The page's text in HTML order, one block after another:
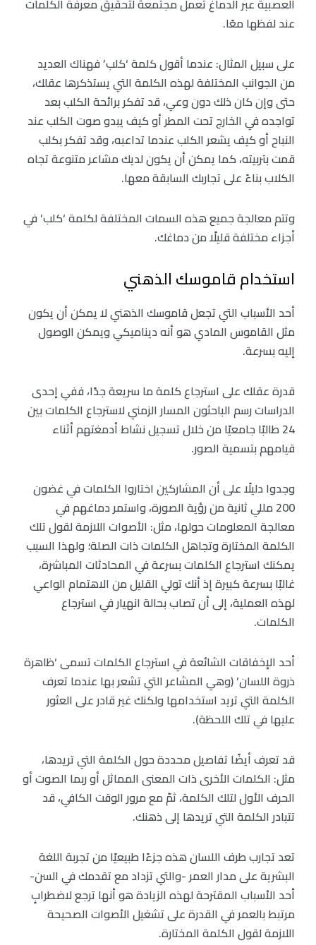
العصبية عبر الدماغ تعمل مجتمعةً لتحقيق معرفة الكلمات
عند لفظها معًا.
على سبيل المثال: عندما أقول كلمة ‘كلب’ فهناك العديد
من الجوانب المختلفة لهذه الكلمة التي يستذكرها عقلك،
حتى وإن كان ذلك دون وعي، قد تفكر برائحة الكلب بعد
تواجده في الخارج تحت المطر أو كيف يبدو صوت الكلب عند
النباح أو كيف يشعر الكلب عندما تداعبه، وقد تفكر بكلب
قمت بتربيته، كما يمكن أن يكون لديك مشاعر متنوعة تجاه
الكلاب بناءً على تجاربك السابقة معها.
وتتم معالجة جميع هذه السمات المختلفة لكلمة ‘كلب’ في
أجزاء مختلفة قليلًا من دماغك.
استخدام قاموسك الذهني
أحد الأسباب التي تجعل قاموسك الذهني لا يمكن أن يكون
مثل القاموس المادي هو أنه ديناميكي ويمكن الوصول
إليه بسرعة.
قدرة عقلك على استرجاع كلمة ما سريعة جدًا، ففي إحدى
الدراسات رسم الباحثون المسار الزمني لاسترجاع الكلمات بين
24 طالبًا جامعيًا من خلال تسجيل نشاط أدمغتهم أثناء
قيامهم بتسمية الصور.
وجدوا دليلًا على أن المشاركين اختاروا الكلمات في غضون
200 مللي ثانية من رؤية الصورة، واستمر دماغهم في
معالجة المعلومات حولها، مثل: الأصوات اللازمة لقول تلك
الكلمة المختارة وتجاهل الكلمات ذات الصلة؛ ولهذا السبب
يمكنك استرجاع الكلمات بسرعة في المحادثات المباشرة،
غالبًا بسرعة كبيرة إذ أنك تولي القليل من الاهتمام الواعي
لهذه العملية، إلى أن تصاب بحالة انهيار في استرجاع
الكلمات.
أحد الإخفاقات الشائعة في استرجاع الكلمات تسمى ‘ظاهرة
ذروة اللسان’ (وهي المشاعر التي تشعر بها عندما تعرف
الكلمة التي تريد استخدامها ولكنك غير قادر على العثور
عليها في تلك اللحظة).
قد تعرف أيضًا تفاصيل محددة حول الكلمة التي تريدها،
مثل: الكلمات الأخرى ذات المعنى المماثل أو ربما الصوت أو
الحرف الأول لتلك الكلمة، ثمّ مع مرور الوقت الكافي، قد
تتبادر الكلمة التي تريدها إلى ذهنك.
تعد تجارب طرف اللسان هذه جزءًا طبيعيًا من تجربة اللغة
البشرية على مدار العمر -والتي تزداد مع تقدمك في السن-
أحد الأسباب المقترحة لهذه الزيادة هو أنها ترجع لاضطرابٍ
مرتبط بالعمر في القدرة على تشغيل الأصوات الصحيحة
اللازمة لقول الكلمة المختارة.